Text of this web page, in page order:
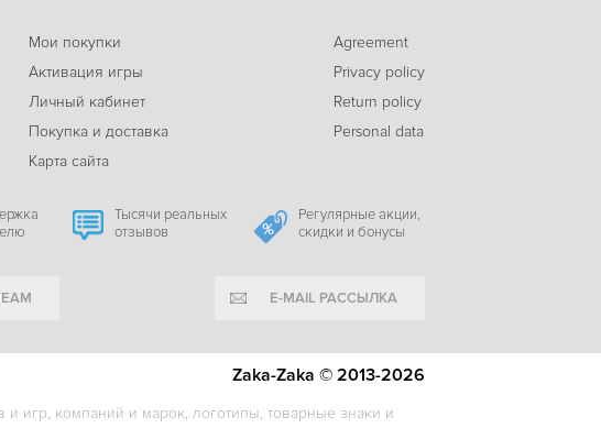
Мои покупки
Активация игры
Личный кабинет
Покупка и доставка
Карта сайта
Agreement
Privacy policy
Return policy
Personal data
Тысячи реальных
отзывов
Регулярные акции,
скидки и бонусы
E-MAIL РАССЫЛКА
игр, компаний и марок, логотипы, товарные знаки и
Zaka-Zaka © 2013-2026